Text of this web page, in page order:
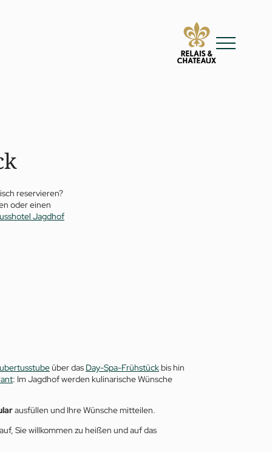
reservieren?
oder einen
Jagdhof
über das Day-Spa-Frühstückbis hin
: Im Jagdhof werden kulinarische Wünsche
ausfüllen und Ihre Wünsche mitteilen.
Sie willkommen zu heißen und auf das